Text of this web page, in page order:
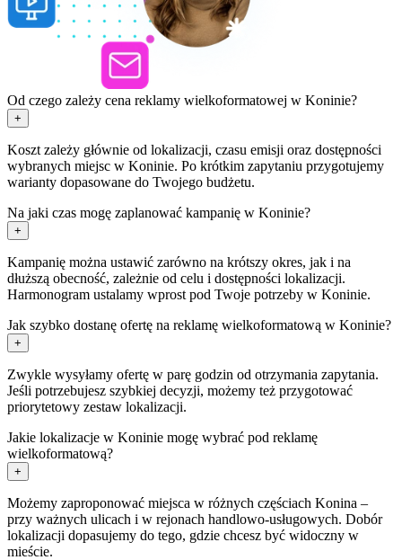
Od czego zależy cena reklamy wielkoformatowej w Koninie?
+
Koszt zależy głównie od lokalizacji, czasu emisji oraz dostępności
wybranych miejsc w Koninie. Po krótkim zapytaniu przygotujemy
warianty dopasowane do Twojego budżetu.
Na jaki czas mogę zaplanować kampanię w Koninie?
+
Kampanię można ustawić zarówno na krótszy okres, jak i na
dłuższą obecność, zależnie od celu i dostępności lokalizacji.
Harmonogram ustalamy wprost pod Twoje potrzeby w Koninie.
Jak szybko dostanę ofertę na reklamę wielkoformatową w Koninie?
+
Zwykle wysyłamy ofertę w parę godzin od otrzymania zapytania.
Jeśli potrzebujesz szybkiej decyzji, możemy też przygotować
priorytetowy zestaw lokalizacji.
Jakie lokalizacje w Koninie mogę wybrać pod reklamę
wielkoformatową?
+
Możemy zaproponować miejsca w różnych częściach Konina –
przy ważnych ulicach i w rejonach handlowo-usługowych. Dobór
lokalizacji dopasujemy do tego, gdzie chcesz być widoczny w
mieście.